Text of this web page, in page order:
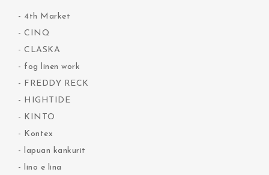
4th Market
CINQ
CLASKA
fog linen work
FREDDY RECK
HIGHTIDE
KINTO
Kontex
lapuan kankurit
lino e lina